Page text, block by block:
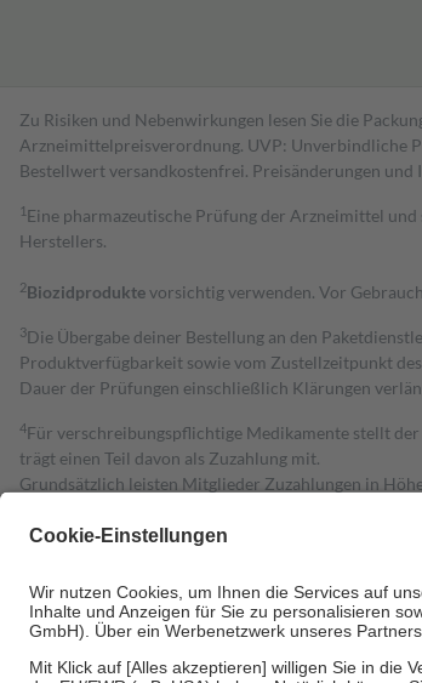
Zu Risiken und Nebenwirkungen lesen Sie die
Arzneimittelpreisverordnung. UVP: Unverbindliche
Bestell­wert versand­kosten­frei. Preisänderungen
1 Eine pharmazeutische Prüfung der Arzneimittel
Herstellers.
2Biozidproduktevorsichtig verwenden. Vor
3Die Übergabe deiner Bestellung an den
Produktverfügbarkeit sowie vom Zustellzeitpunkt
Dauer der Prüfungen einschließlich Klärungen
4Für verschreibungspflichtige Medikamente stellt
trägt einen Teil davon als Zuzahlung mit.
Grundsätzlich leisten Mitglieder Zuzahlungen in
Diese Regeln gelten grundsätzlich auch für Online-
Um das Engagement der Versicherten für ihre
• Kindern und Jugendlichen bis zum vollendeten
• Untersuchungen zur Vorsorge und
• empfohlenen Schutzimpfungen